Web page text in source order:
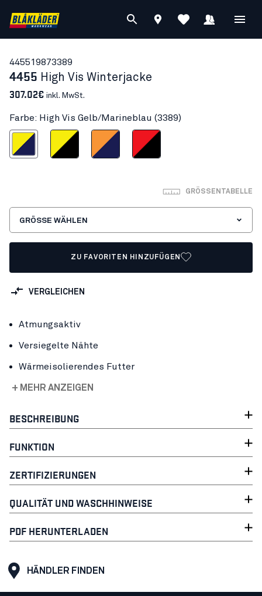
445519873389
4455 High Vis Winterjacke
307.02€ inkl. MwSt.
Farbe: High Vis Gelb/Marineblau (3389)
Gelb/Marineblau
High Vis Gelb/Schwarz
High Vis Orange/Marineblau
High Vis Rot/Schwarz
GRÖSSENTABELLE
GRÖSSE WÄHLEN
ZU FAVORITEN HINZUFÜGEN
VERGLEICHEN
Atmungsaktiv
Versiegelte Nähte
Wärmeisolierendes Futter
+ MEHR ANZEIGEN
BESCHREIBUNG
FUNKTION
ZERTIFIZIERUNGEN
QUALITÄT UND WASCHHINWEISE
PDF HERUNTERLADEN
HÄNDLER FINDEN